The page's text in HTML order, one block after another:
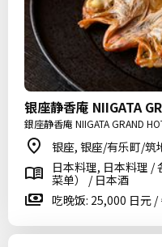
银座静香庵 NIIGATA
銀座静香庵 NIIGATA GRAND
银座, 银座/有乐町/筑
日本料理, 日本料理 /
菜单） / 日本酒
吃晚饭: 25,000 日元 /